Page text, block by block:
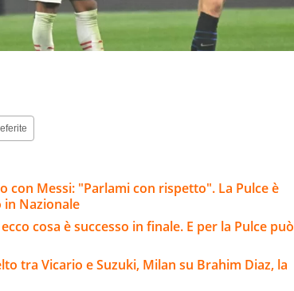
Messi: "Parlami con rispetto". La Pulce è
Nazionale
cosa è successo in finale. E per la Pulce può
tra Vicario e Suzuki, Milan su Brahim Diaz, la